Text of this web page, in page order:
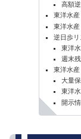
高額
東洋水
東洋水産
逆日歩リ
東洋
週末
東洋水
大量
東洋
開示